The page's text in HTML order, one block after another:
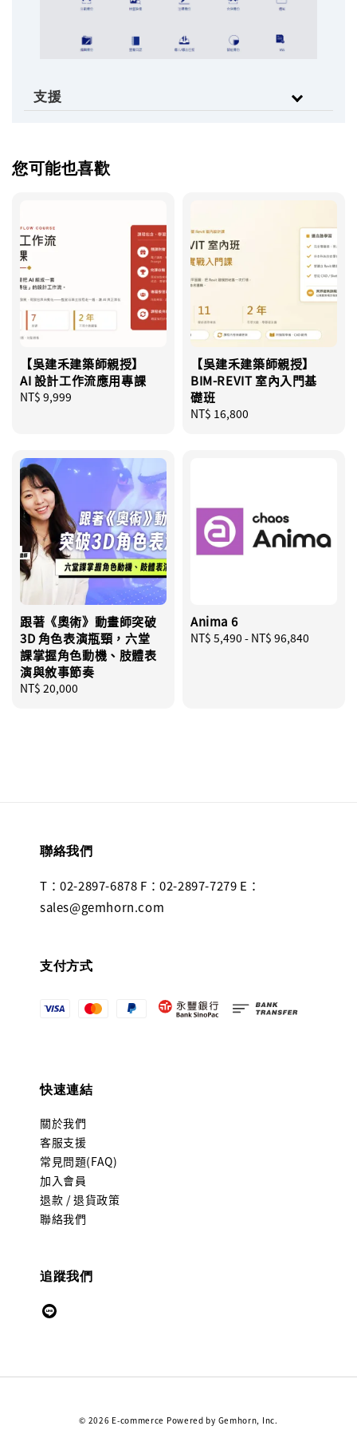
支援
您可能也喜歡
【吳建禾建築師親授】
AI 設計工作流應用專課
Regular
NT$ 9,999
【吳建禾建築師親授】
BIM-REVIT 室內入門基
礎班
Regular
NT$ 16,800
跟著《奧術》動畫師突破
3D 角色表演瓶頸，六堂
課掌握角色動機、肢體表
演與敘事節奏
Regular
NT$ 20,000
Anima 6
Regular
NT$ 5,490 - NT$ 96,840
聯絡我們
T：02-2897-6878 F：02-2897-7279 E：
sales@gemhorn.com
支付方式
快速連結
關於我們
客服支援
常見問題(FAQ)
加入會員
退款 / 退貨政策
聯絡我們
追蹤我們
© 2026 E-commerce Powered by Gemhorn, Inc.